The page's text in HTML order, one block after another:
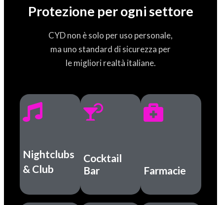
Protezione per ogni settore
CYD non è solo per uso personale,
ma uno standard di sicurezza per
le migliori realtà italiane.
Nightclubs
& Club
Cocktail
Bar
Farmacie